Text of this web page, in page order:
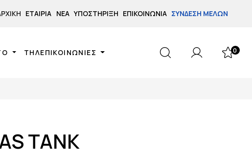
ΕΤΑΙΡΊΑ ΝΈΑ ΥΠΟΣΤΉΡΙΞΗ ΕΠΙΚΟΙΝΩΝΊΑ ΣΎΝΔΕΣΗ ΜΕΛΏΝ
ΤΗΛΕΠΙΚΟΙΝΩΝΙΕΣ 0
TANK